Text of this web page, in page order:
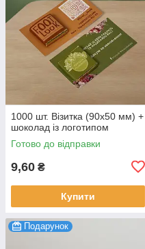
1000 шт. Візитка (90х50 мм) +
шоколад із логотипом
Готово до відправки
9,60 ₴
Купити
Подарунок